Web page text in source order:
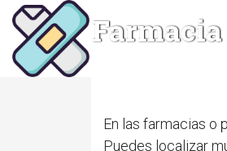
En las farmacias o
Puedes localizar